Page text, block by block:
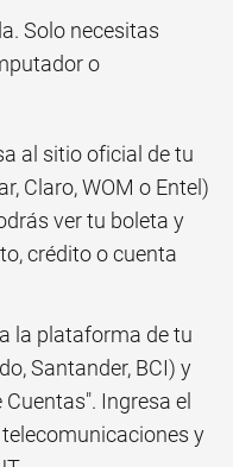
Solo necesitas
o
al sitio oficial de tu
Claro, WOM o Entel)
ver tu boleta y
crédito o cuenta
la plataforma de tu
Santander, BCI) y
Ingresa el
y